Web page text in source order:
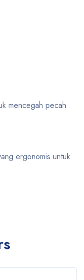
mencegah pecah
ergonomis untuk